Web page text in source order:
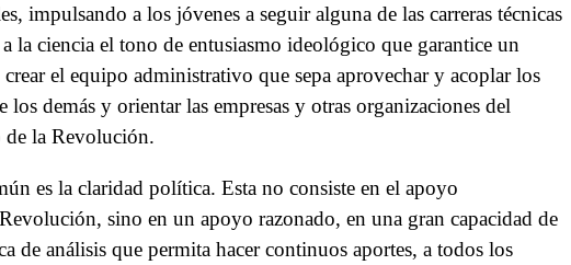
impulsando a los jóvenes a seguir alguna de las carreras técnicas
la ciencia el tono de entusiasmo ideológico que garantice un
el equipo administrativo que sepa aprovechar y acoplar los
demás y orientar las empresas y otras organizaciones del
de la Revolución.
es la claridad política. Esta no consiste en el apoyo
sino en un apoyo razonado, en una gran capacidad de
de análisis que permita hacer continuos aportes, a todos los